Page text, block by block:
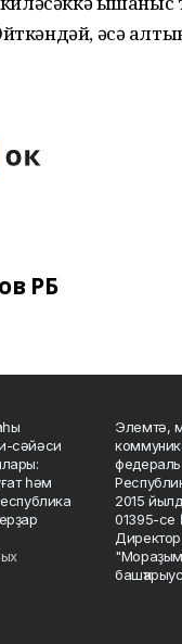
әсә
РБ
сәйәси
һәм
Элемтә,
федераль
2015
01395-се